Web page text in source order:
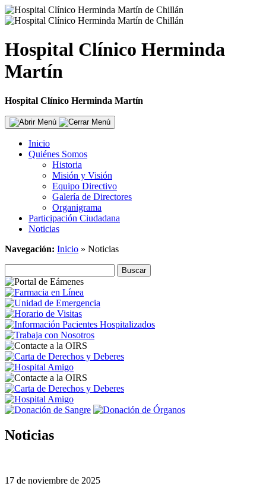
Hospital Clínico Herminda
Martín
Hospital Clínico Herminda Martín
Inicio
Quiénes Somos
Historia
Misión y Visión
Equipo Directivo
Galería de Directores
Organigrama
Participación Ciudadana
Noticias
Navegación: Inicio » Noticias
Noticias
17 de noviembre de 2025